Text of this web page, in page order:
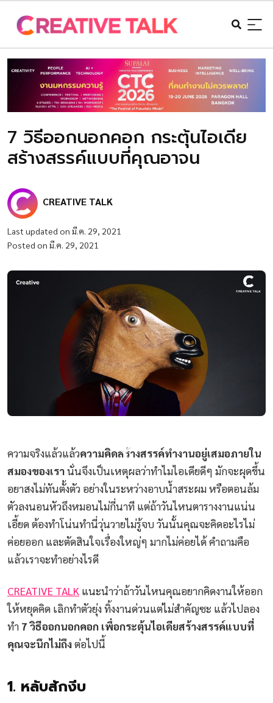
7 วิธีออกนอกคอก กระตุ้นไอเดีย
สร้างสรรค์แบบที่คุณอาจน
CREATIVE TALK
Last updated on มี.ค. 29, 2021
Posted on มี.ค. 29, 2021
ความจริงแล้วแล้วความคิดสร้างสรรค์ทำงานอยู่เสมอภายใน
สมองของเรานั่นจึงเป็นเหตุผลว่าทำไมไอเดียดีๆ มักจะผุดขึ้น
อยาสงไม่ทันตั้งตัว อย่างในระหว่างอาบน้ำสระผม หรือตอนล้ม
ตัวลงนอนหัวถึงหมอนไม่กี่นาที แต่ถ้าวันไหนตารางงานแน่น
เอี้ยด ต้องทำโน่นทำนี่วุ่นวายไม่รู้จบ วันนั้นคุณจะคิดอะไรไม่
ค่อยออก และตัดสินใจเรื่องใหญ่ๆ มากไม่ค่อยได้ คำถามคือ
แล้วเราจะทำอย่างไรดี
CREATIVE TALK แนะนำว่าถ้าวันไหนคุณอยากคิดงานให้ออก
ให้หยุดคิด เลิกทำตัวยุ่ง ทิ้งงานด่วนแต่ไม่สำคัญซะ แล้วไปลอง
ทำ 7 วิธีออกนอกคอก เพื่อกระตุ้นไอเดียสร้างสรรค์แบบที่
คุณจะนึกไม่ถึงต่อไปนี้
1. หลับสักงีบ